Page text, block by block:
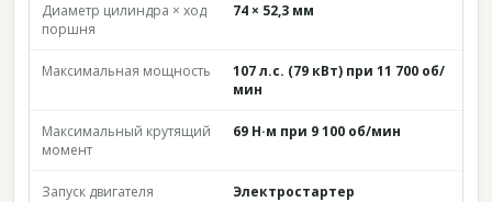
Диаметр цилиндра × ход
поршня
74 × 52,3 мм
Максимальная мощность
107 л.с. (79 кВт) при 11 700 об/
мин
Максимальный крутящий
момент
69 Н·м при 9 100 об/мин
Запуск двигателя Электростартер